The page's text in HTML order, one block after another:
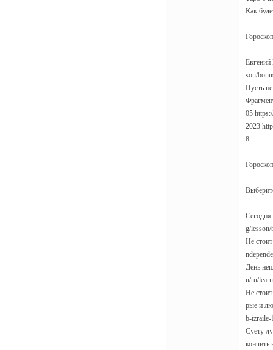
Как
Евгений
son/
Пусть
05
2023
8
Сегодня
g/
Не
День
u/ru/
Не
рые и
b-izraile-
Суету
кончить